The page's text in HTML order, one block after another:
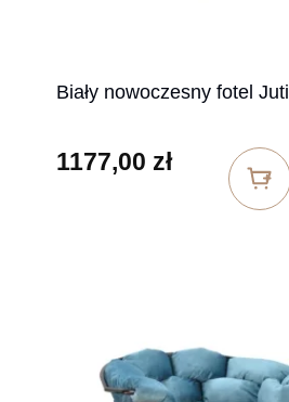
Biały nowoczesny fotel Juti
1177,00 zł